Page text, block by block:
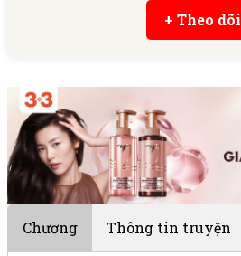
+ Theo dõi
Chương Thông tin truyện